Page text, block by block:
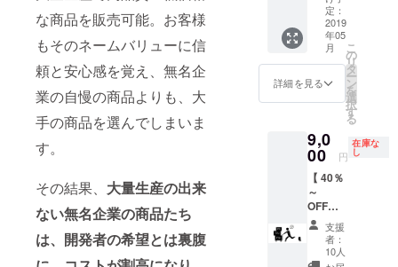
な商品を販売可能。お客様
もそのネームバリューに信
頼と安心感を覚え、無名企
業の自慢の商品よりも、大
手の商品を選んでしまいま
す。
その結果、 大量生産の出来
ない無名企業の商品たち
は、開発者の希望とは裏腹
ません
か？ 仕
事の悩
み、恋
愛相談
も受け
時間を
超える
ケース
もあり
ますが
ご容赦
くださ
い。 ※
公共の
東京・
神奈川
限定/交
通費・
食事代
は各自)
・柳原
がチョ
た商品
を数個
お持ち
しま
す。
私 柳
原とパ
フェで
も食べ
定：
2019
年05
月
詳細を見る
こ
の
リ
タ
ー
ン
を
選
択
す
る
9,0
00 円
在庫な
し
【 40％
～
OFF】
たくさ
んの商
品が欲
しい方
支援
者：
10人